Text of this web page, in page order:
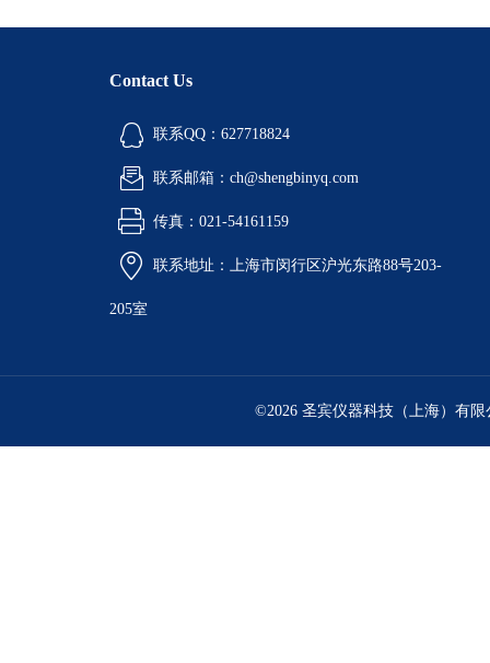
Contact Us
联系QQ：627718824
联系邮箱：ch@shengbinyq.com
传真：021-54161159
联系地址：上海市闵行区沪光东路88号203-
205室
©2026 圣宾仪器科技（上海）有